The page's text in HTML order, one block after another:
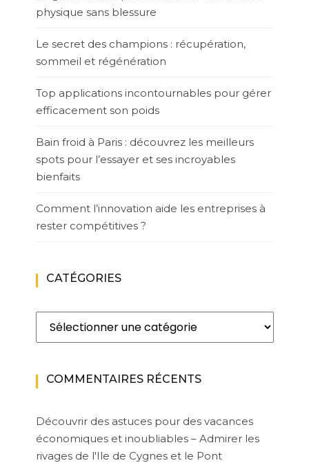
physique sans blessure
Le secret des champions : récupération,
sommeil et régénération
Top applications incontournables pour gérer
efficacement son poids
Bain froid à Paris : découvrez les meilleurs
spots pour l’essayer et ses incroyables
bienfaits
Comment l’innovation aide les entreprises à
rester compétitives ?
CATÉGORIES
Catégories
COMMENTAIRES RÉCENTS
Découvrir des astuces pour des vacances
économiques et inoubliables – Admirer les
rivages de l'Ile de Cygnes et le Pont